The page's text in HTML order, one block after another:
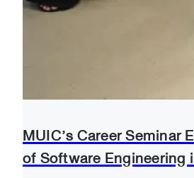
MUIC’s Career Seminar
of Software Engineering